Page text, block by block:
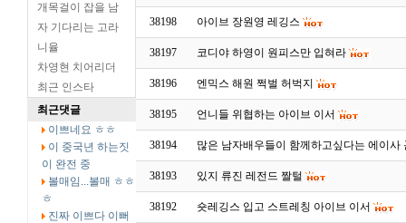
개목걸이 잡을 남
자 기다리는 고라
니율
차영현 치어리더
최근 인스타
최근댓글
이쁘네요 ㅎㅎ
이 중국년 하는짓
이 완전 중
볼매임...볼매 ㅎㅎ
ㅎ
진짜 이쁘다 이뻐
38198 아이브 장원영 레깅스
38197 코디야 하영이 원피스만 입혀라
38196 엔믹스 해원 쩍벌 허벅지
38195 언니들 위협하는 아이브 이서
38194 많은 남자배우들이 함께하고싶다는 에이사
38193 있지 류진 레전드 짤털
38192 숏레깅스 입고 스트레칭 아이브 이서